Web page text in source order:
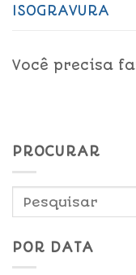
ISOGRAVURA
Você precisa
PROCURAR
POR DATA